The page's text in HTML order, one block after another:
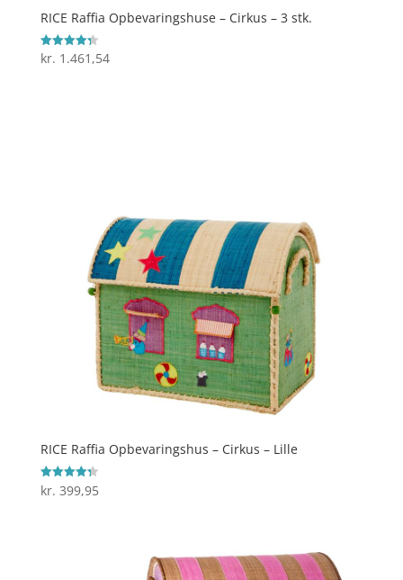
RICE Raffia Opbevaringshuse – Cirkus – 3 stk.
Vurderet
4.3
kr. 1.461,54
RICE Raffia Opbevaringshus – Cirkus – Lille
Vurderet
4.3
kr. 399,95